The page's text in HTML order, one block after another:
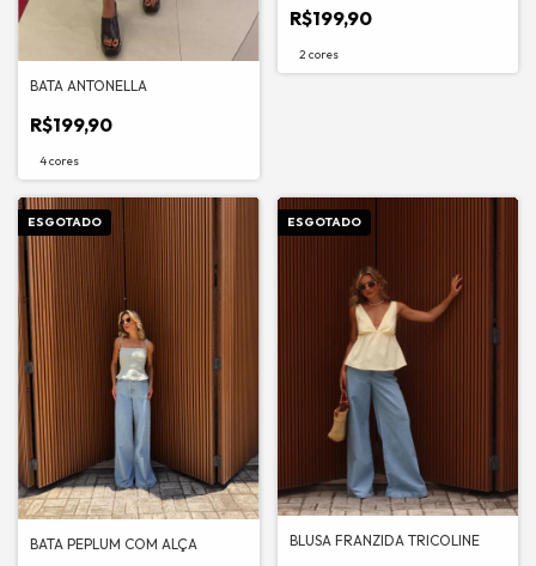
BATA ANTONELLA
R$199,90
4 cores
R$199,90
2 cores
ESGOTADO
BATA PEPLUM COM ALÇA
ESGOTADO
BLUSA FRANZIDA TRICOLINE